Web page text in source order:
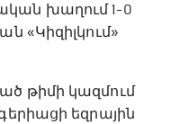
խաղում 1-0
«Կիզիլկում»
թիմի կազմում
եզրային